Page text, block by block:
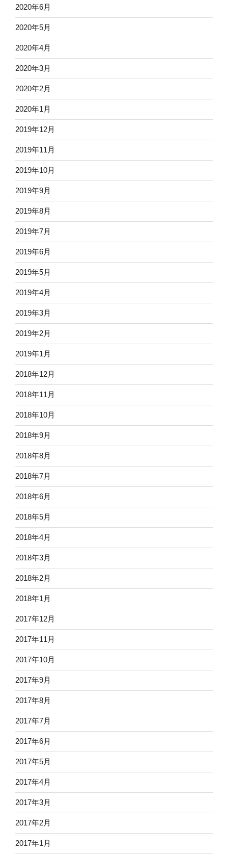
2020年6月
2020年5月
2020年4月
2020年3月
2020年2月
2020年1月
2019年12月
2019年11月
2019年10月
2019年9月
2019年8月
2019年7月
2019年6月
2019年5月
2019年4月
2019年3月
2019年2月
2019年1月
2018年12月
2018年11月
2018年10月
2018年9月
2018年8月
2018年7月
2018年6月
2018年5月
2018年4月
2018年3月
2018年2月
2018年1月
2017年12月
2017年11月
2017年10月
2017年9月
2017年8月
2017年7月
2017年6月
2017年5月
2017年4月
2017年3月
2017年2月
2017年1月